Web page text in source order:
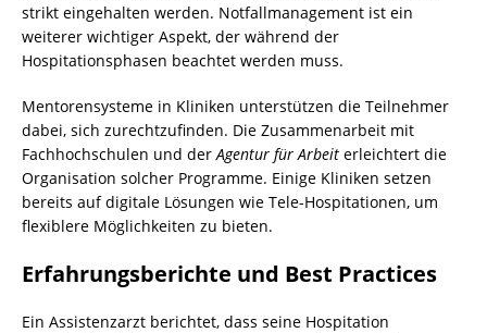
strikt eingehalten werden. Notfallmanagement ist ein
weiterer wichtiger Aspekt, der während der
Hospitationsphasen beachtet werden muss.
Mentorensysteme in Kliniken unterstützen die Teilnehmer
dabei, sich zurechtzufinden. Die Zusammenarbeit mit
Fachhochschulen und der Agentur für Arbeit erleichtert die
Organisation solcher Programme. Einige Kliniken setzen
bereits auf digitale Lösungen wie Tele-Hospitationen, um
flexiblere Möglichkeiten zu bieten.
Erfahrungsberichte und Best Practices
Ein Assistenzarzt berichtet, dass seine Hospitation